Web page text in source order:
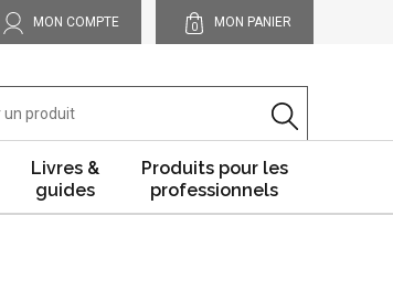
MON COMPTE 0 MON PANIER
Livres &
guides
Produits pour les
professionnels